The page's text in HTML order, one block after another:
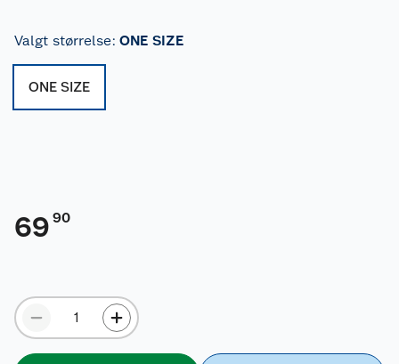
Valgt størrelse: ONE SIZE
ONE SIZE
69 90